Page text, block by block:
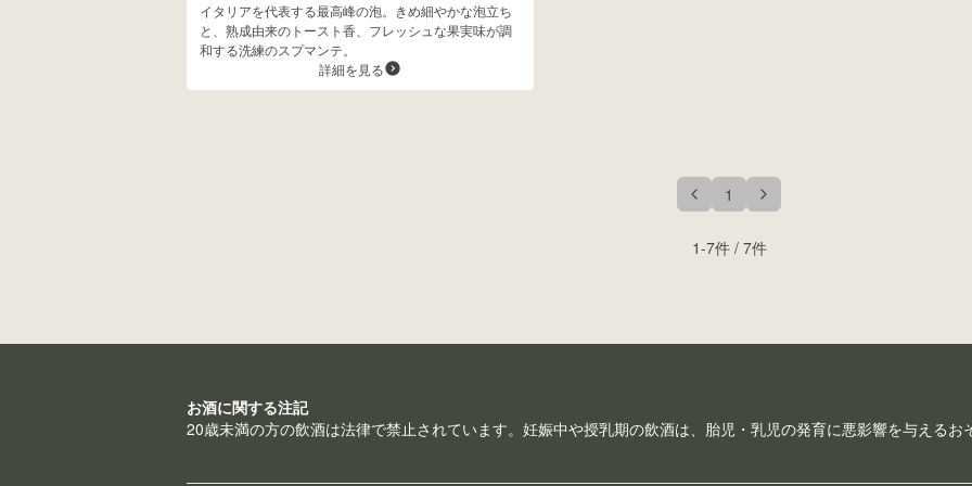
イタリアを代表する最高峰の泡。きめ細やかな泡立ち
と、熟成由来のトースト香、フレッシュな果実味が調
和する洗練のスプマンテ。
詳細を見る
1
1-7件 / 7件
お酒に関する注記
20歳未満の方の飲酒は法律で禁止されています。妊娠中や授乳期の飲酒は、胎児・乳児の発育に悪影響を与えるお